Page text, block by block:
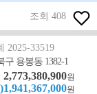
조회 408
2025-33519
용봉동 1382-1
2,773,380,900원
원